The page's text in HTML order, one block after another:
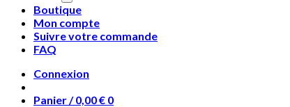
Boutique
Mon compte
Suivre votre commande
FAQ
Connexion
Panier /0,00€ 0